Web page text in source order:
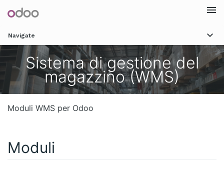
Navigate
Sistema di gestione del
magazzino (WMS)
Moduli WMS per Odoo
Moduli